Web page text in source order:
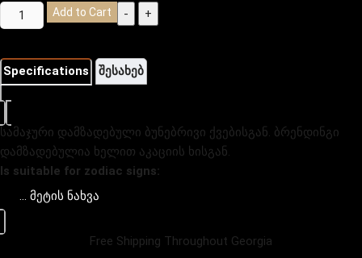
-
+
Add to Cart
Specifications შესახებ
სამაჯური დამზადებული ბუნებრივი ქვებისგან. ბრენდინგი
დამზადებულია ხელით აკაციის ხისგან.
Is suitable for zodiac signs:
Capricorn;
Leo;
Scorpio;
... მეტის ნახვა
Free Shipping Throughout Georgia